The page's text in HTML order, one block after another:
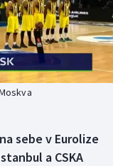
sebe v Eurolize
a CSKA